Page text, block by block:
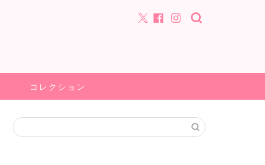
コレクション